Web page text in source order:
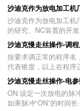
沙迪克作为放电加工机
沙迪克作为放电加工机
的研究、NC装置的开发
沙迪克慢走丝操作-调
按要求调正常的程序名
代表锥度，以上在程序正
沙迪克慢走丝操作-电
ON:设定一次放电的脉
如果脉冲“ON”的时间长